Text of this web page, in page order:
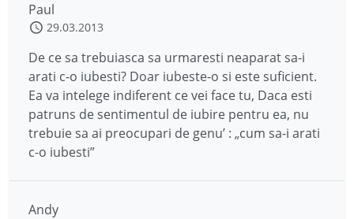
Paul
29.03.2013
De ce sa trebuiasca sa urmaresti neaparat sa-i
arati c-o iubesti? Doar iubeste-o si este suficient.
Ea va intelege indiferent ce vei face tu, Daca esti
patruns de sentimentul de iubire pentru ea, nu
trebuie sa ai preocupari de genu’ : „cum sa-i arati
c-o iubesti”
Andy